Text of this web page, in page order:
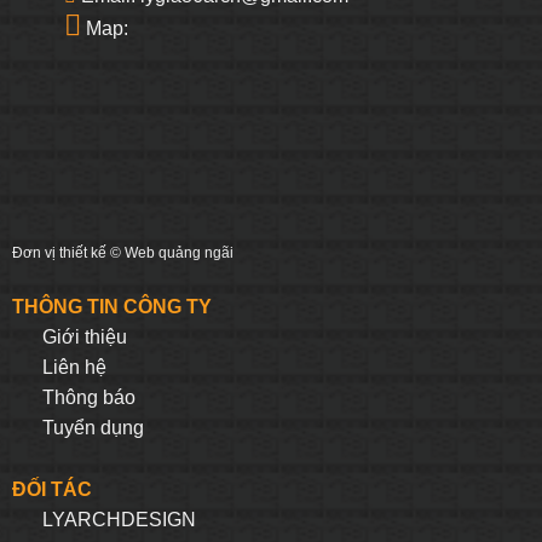
Map:
Đơn vị thiết kế © Web quảng ngãi
THÔNG TIN CÔNG TY
Giới thiệu
Liên hệ
Thông báo
Tuyển dụng
ĐỐI TÁC
LYARCHDESIGN